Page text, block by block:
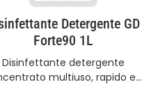
Detergente GD
Forte90 1L
Disinfettante detergente
multiuso, rapido e…